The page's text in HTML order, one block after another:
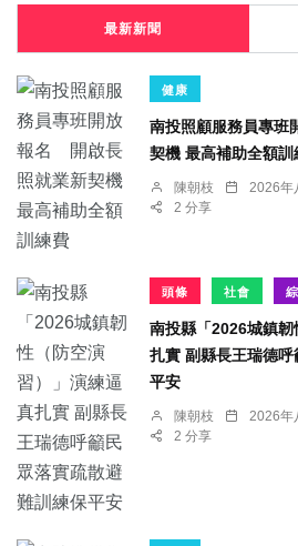
最新新聞
健康
南投照顧服務員專
契機 最高補助全額訓
陳朝枝 2026年
2 分享
頭條 社會
南投縣「2026城鎮
扎實 副縣長王瑞德
平安
陳朝枝 2026年
2 分享